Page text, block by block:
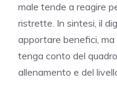
male tende a reagire
ristrette. In sintesi, il
apportare benefici,
tenga conto del
allenamento e del